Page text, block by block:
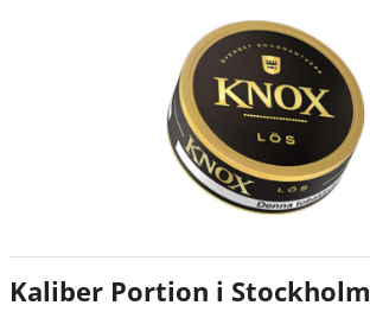
Kaliber Portion i Stockholm